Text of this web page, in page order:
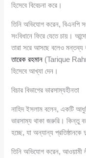
হিসেবে বিবেচনা করে।
তিনি অভিযোগ করেন, বিএনপি
সংবিধানে ফিরে যেতে চায়।
তারা সরে আসছে বলেও মন্তব্য
তারেক রহমান (Tarique
হিসেবে আখ্যা দেন।
বিচার বিভাগের ভারসাম্যহীনতা
নাহিদ ইসলাম বলেন, একটি
ভারসাম্য থাকা জরুরি। কিন্তু
হচ্ছে, যা অন্যান্য প্রতিষ্ঠানকে
তিনি অভিযোগ করেন, আওয়ামী